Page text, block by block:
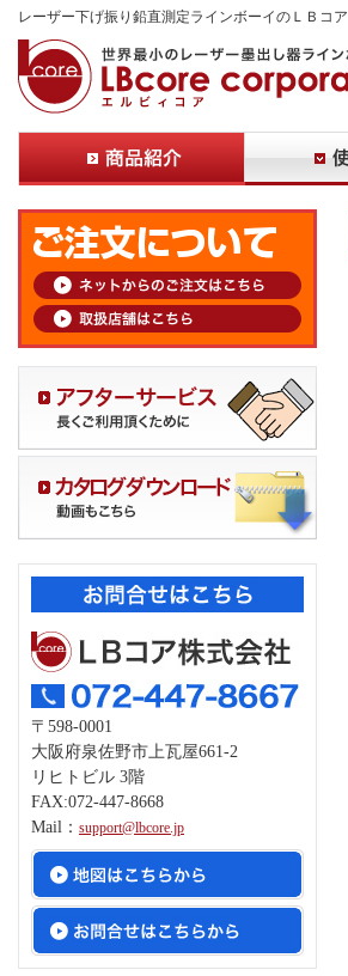
レーザー下げ振り鉛直測定ラインボーイのＬＢコア
〒598-0001
大阪府泉佐野市上瓦屋661-2
リヒトビル 3階
FAX:072-447-8668
Mail： support@lbcore.jp